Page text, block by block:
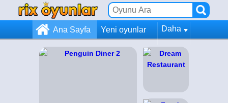
Ana Sayfa Yeni oyunlar Daha